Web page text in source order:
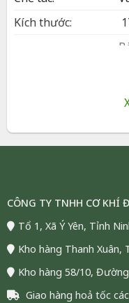
Kích thước:
Vận chuyển:
Tình trạng:
Mô Hình Thuyền
Thủy Để Bàn
CÔNG TY TNHH CƠ KHÍ
Tổ 1, Xã Ý Yên, Tỉnh
Kho hàng Thanh Xuân,
Kho hàng 58/10,
Giao hàng hoả tốc